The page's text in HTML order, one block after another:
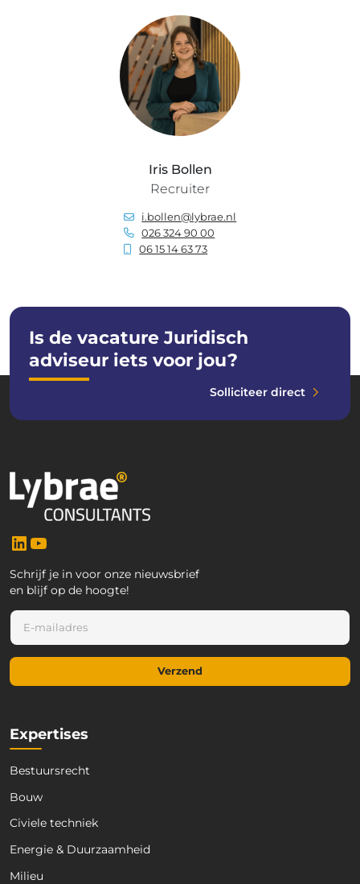
Iris Bollen
Recruiter
i.bollen@lybrae.nl
026 324 90 00
06 15 14 63 73
Is de vacature Juridisch
adviseur iets voor jou?
Solliciteer direct
LinkedIn
Schrijf je in voor onze nieuwsbrief
en blijf op de hoogte!
*
E
m
a
E
m
a
i
Verzend
Expertises
Bestuursrecht
Bouw
Civiele techniek
Energie & Duurzaamheid
Milieu